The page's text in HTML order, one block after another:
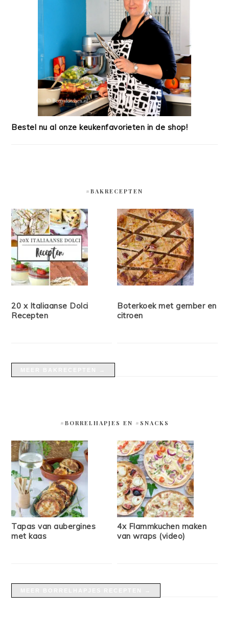
Bestel nu al onze keukenfavorieten in de shop!
#BAKRECEPTEN
20 x Italiaanse Dolci
Recepten
Boterkoek met gember en
citroen
#BORRELHAPJES EN #SNACKS
Tapas van aubergines
met kaas
4x Flammkuchen maken
van wraps (video)